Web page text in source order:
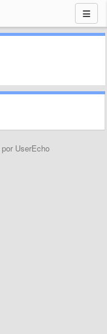
por UserEcho